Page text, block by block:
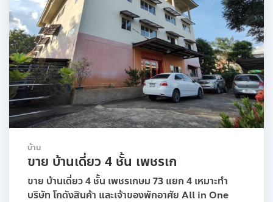
บ้าน
ขาย บ้านเดี่ยว 4 ชั้น เพชรเก
ขาย บ้านเดี่ยว 4 ชั้น เพชรเกษม 73 แยก 4 เหมาะทำ
บริษัท โกดังสินค้า และเจ้าของพักอาศัย All in One